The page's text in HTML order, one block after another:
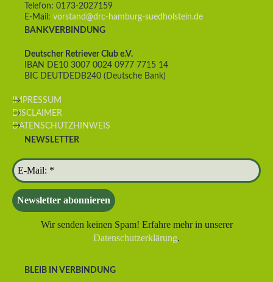
Telefon: 0173-2027159
E-Mail: vorstand@drc-hamburg-suedholstein.de
BANKVERBINDUNG
Deutscher Retriever Club e.V.
IBAN DE10 3007 0024 0977 7715 14
BIC DEUTDEDB240 (Deutsche Bank)
IMPRESSUM
DISCLAIMER
DATENSCHUTZHINWEIS
NEWSLETTER
Wir senden keinen Spam! Erfahre mehr in unserer
Datenschutzerklärung.
BLEIB IN VERBINDUNG